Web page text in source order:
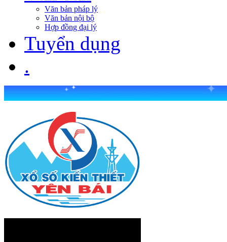
Văn bản pháp lý
Văn bản nội bộ
Hợp đồng đại lý
Tuyển dụng
.